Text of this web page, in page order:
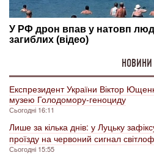
НОВИНИ
Експрезидент України Віктор
музею Голодомору-геноциду
Сьогодні 16:11
Лише за кілька днів: у Луцьку
проїзду на червоний сигнал
Сьогодні 15:55